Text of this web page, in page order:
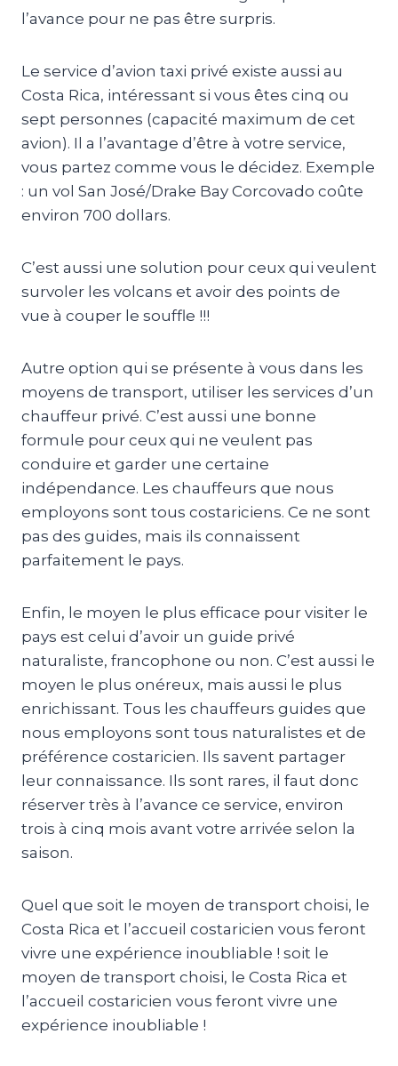
l’avance pour ne pas être surpris.
Le service d’avion taxi privé existe aussi au
Costa Rica, intéressant si vous êtes cinq ou
sept personnes (capacité maximum de cet
avion). Il a l’avantage d’être à votre service,
vous partez comme vous le décidez. Exemple
: un vol San José/Drake Bay Corcovado coûte
environ 700 dollars.
C’est aussi une solution pour ceux qui veulent
survoler les volcans et avoir des points de
vue à couper le souffle !!!
Autre option qui se présente à vous dans les
moyens de transport, utiliser les services d’un
chauffeur privé. C’est aussi une bonne
formule pour ceux qui ne veulent pas
conduire et garder une certaine
indépendance. Les chauffeurs que nous
employons sont tous costariciens. Ce ne sont
pas des guides, mais ils connaissent
parfaitement le pays.
Enfin, le moyen le plus efficace pour visiter le
pays est celui d’avoir un guide privé
naturaliste, francophone ou non. C’est aussi le
moyen le plus onéreux, mais aussi le plus
enrichissant. Tous les chauffeurs guides que
nous employons sont tous naturalistes et de
préférence costaricien. Ils savent partager
leur connaissance. Ils sont rares, il faut donc
réserver très à l’avance ce service, environ
trois à cinq mois avant votre arrivée selon la
saison.
Quel que soit le moyen de transport choisi, le
Costa Rica et l’accueil costaricien vous feront
vivre une expérience inoubliable ! soit le
moyen de transport choisi, le Costa Rica et
l’accueil costaricien vous feront vivre une
expérience inoubliable !